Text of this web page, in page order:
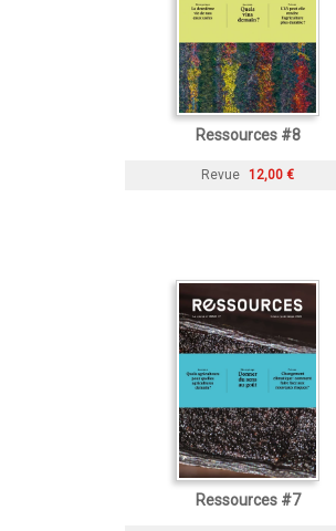
Ressources #8
Revue 12,00 €
Ressources #7